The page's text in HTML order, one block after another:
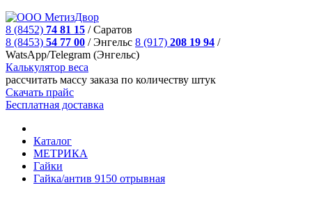
8 (8452) 74 81 15 /Саратов
8 (8453) 54 77 00 /Энгельс 8 (917) 208 19 94 /
WatsApp/Telegram (Энгельс)
Калькулятор веса
рассчитать массу заказа по количеству штук
Скачать прайс
Бесплатная доставка
Каталог
МЕТРИКА
Гайки
Гайка/антив 9150 отрывная